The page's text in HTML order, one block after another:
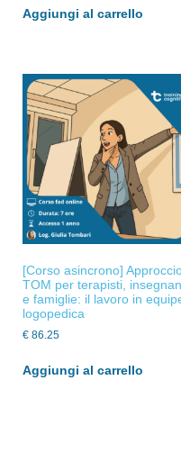
Aggiungi al carrello
[Corso asincrono]
TOM per terapisti,
e famiglie: il lavoro in
logopedica
€ 86.25
Aggiungi al carrello